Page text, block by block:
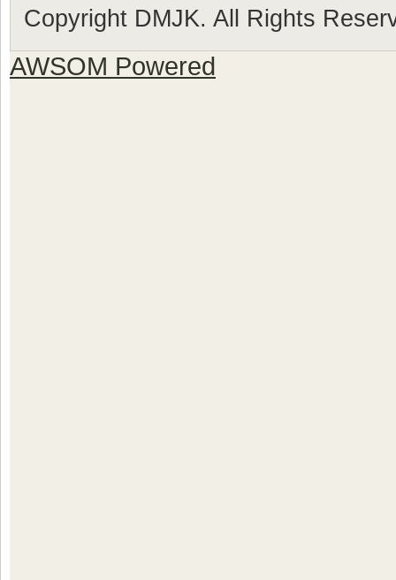
Copyright DMJK. All Rights
AWSOM Powered